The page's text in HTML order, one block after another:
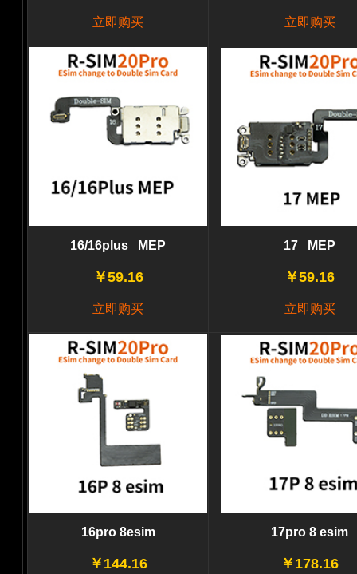
立即购买 立即购买
16/16plus MEP
￥59.16
立即购买
17 MEP
￥59.16
立即购买
16pro 8esim
￥144.16
17pro 8 esim
￥178.16